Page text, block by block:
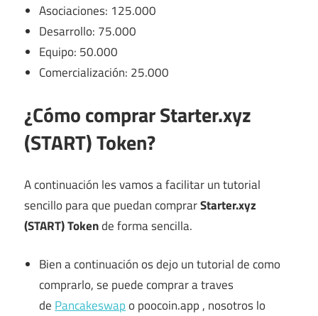
Asociaciones: 125.000
Desarrollo: 75.000
Equipo: 50.000
Comercialización: 25.000
¿Cómo comprar Starter.xyz
(START) Token?
A continuación les vamos a facilitar un tutorial
sencillo para que puedan comprarStarter.xyz
(START) Tokende forma sencilla.
Bien a continuación os dejo un tutorial de como
comprarlo, se puede comprar a traves
dePancakeswapo poocoin.app , nosotros lo